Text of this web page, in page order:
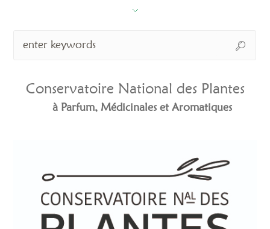
Conservatoire National des Plantes
à Parfum, Médicinales et Aromatiques